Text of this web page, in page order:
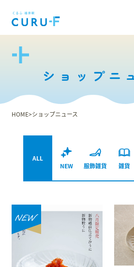
フロアガイド
ショップ検索
ショップニュース
イベント
アクセス・パーキング
館内サービス
施設からのお知らせ
スタッフ募集
会員案内
ショップニ
HOME ショップニュース
ALL
NEW
服飾雑貨 雑貨